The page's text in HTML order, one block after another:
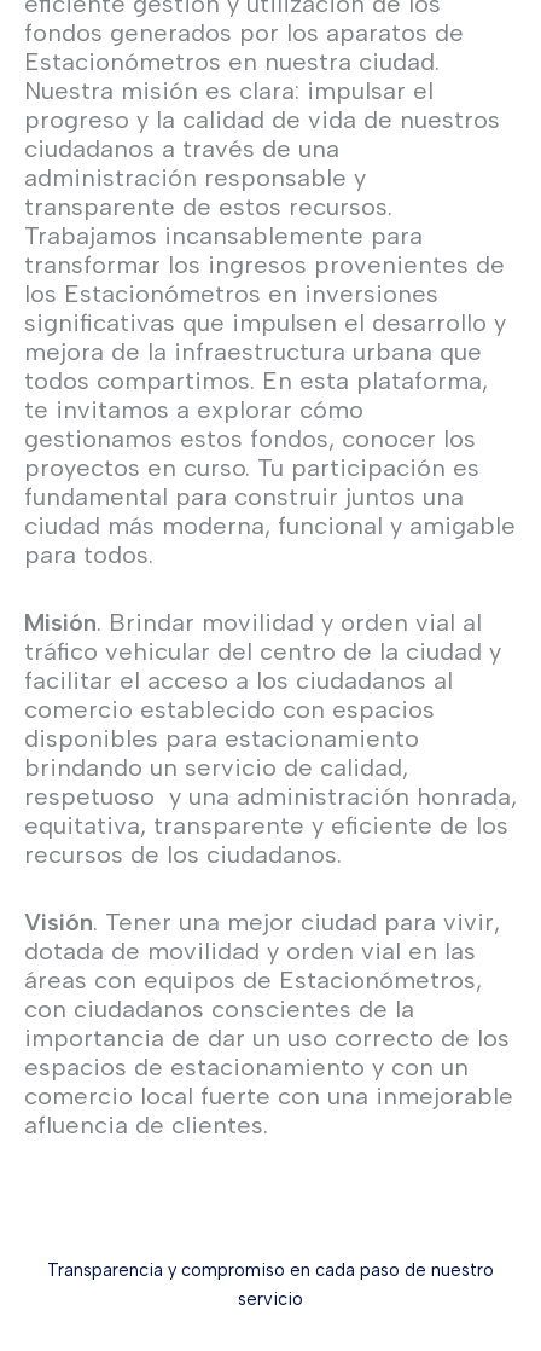
fondos generados por los aparatos de
Estacionómetros en nuestra ciudad.
Nuestra misión es clara: impulsar el
progreso y la calidad de vida de nuestros
ciudadanos a través de una
administración responsable y
transparente de estos recursos.
Trabajamos incansablemente para
transformar los ingresos provenientes de
los Estacionómetros en inversiones
significativas que impulsen el desarrollo y
mejora de la infraestructura urbana que
todos compartimos. En esta plataforma,
te invitamos a explorar cómo
gestionamos estos fondos, conocer los
proyectos en curso. Tu participación es
fundamental para construir juntos una
ciudad más moderna, funcional y amigable
para todos.
Misión. Brindar movilidad y orden vial al
tráfico vehicular del centro de la ciudad y
facilitar el acceso a los ciudadanos al
comercio establecido con espacios
disponibles para estacionamiento
brindando un servicio de calidad,
respetuoso y una administración honrada,
equitativa, transparente y eficiente de los
recursos de los ciudadanos.
Visión. Tener una mejor ciudad para vivir,
dotada de movilidad y orden vial en las
áreas con equipos de Estacionómetros,
con ciudadanos conscientes de la
importancia de dar un uso correcto de los
espacios de estacionamiento y con un
comercio local fuerte con una inmejorable
afluencia de clientes.
Transparencia y compromiso en cada paso de nuestro
servicio